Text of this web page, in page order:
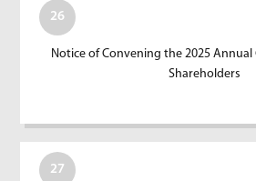
26
Notice of Convening the 2025
Shareholders
27